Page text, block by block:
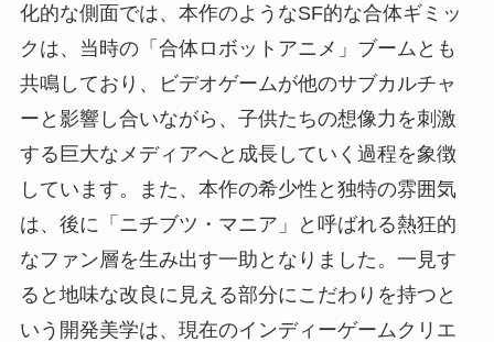
化的な側面では、本作のようなSF的な合体ギミッ
クは、当時の「合体ロボットアニメ」ブームとも
共鳴しており、ビデオゲームが他のサブカルチャ
ーと影響し合いながら、子供たちの想像力を刺激
する巨大なメディアへと成長していく過程を象徴
しています。また、本作の希少性と独特の雰囲気
は、後に「ニチブツ・マニア」と呼ばれる熱狂的
なファン層を生み出す一助となりました。一見す
ると地味な改良に見える部分にこだわりを持つと
いう開発美学は、現在のインディーゲームクリエ